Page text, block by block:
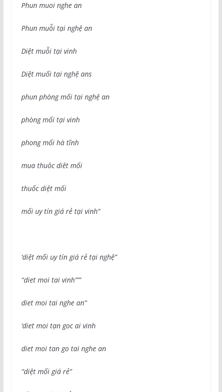
Phun muoi nghe an
Phun muỗi tại nghệ an
Diệt muỗi tại vinh
Diệt muối tại nghệ ans
phun phòng mối tại nghệ an
phòng mối tại vinh
phong mối hà tĩnh
mua thuôc diêt mối
thuốc diệt mối
mối uy tín giá rẻ tại vinh”
‘diệt mối uy tín giá rẻ tại nghệ”
“diet moi tai vinh””’
diet moi tai nghe an”
‘diet moi tạn goc ai vinh
diet moi tan go tai nghe an
“diệt mối giá rẻ”